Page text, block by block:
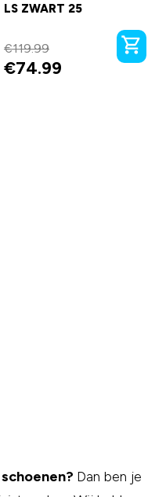
LS ZWART 25
€119.99
€74.99
Dan ben je